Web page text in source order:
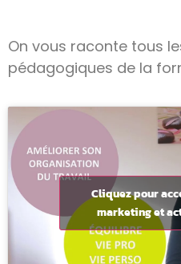
On vous raconte tous
pédagogiques de la
Cliquez pour
marketing et